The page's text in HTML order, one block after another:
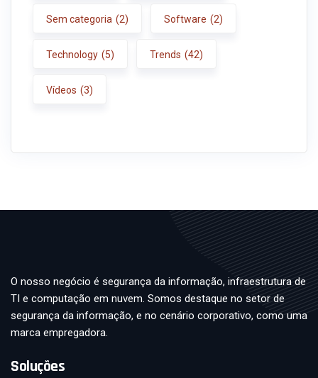
Sem categoria (2) Software (2)
Technology (5) Trends (42)
Vídeos (3)
O nosso negócio é segurança da informação, infraestrutura de
TI e computação em nuvem. Somos destaque no setor de
segurança da informação, e no cenário corporativo, como uma
marca empregadora.
Soluções